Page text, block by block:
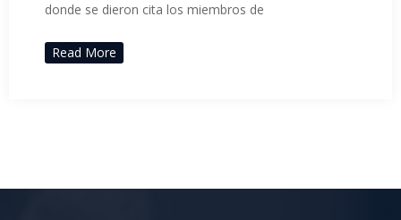
donde se dieron cita los miembros de
Read More